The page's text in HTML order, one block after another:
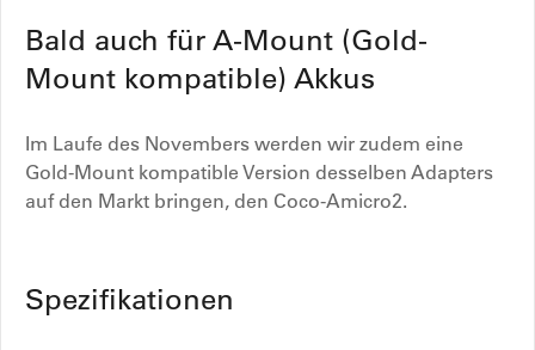
Bald auch für A-Mount (Gold-
Mount kompatible) Akkus
Im Laufe des Novembers werden wir zudem eine
Gold-Mount kompatible Version desselben Adapters
auf den Markt bringen, den Coco-Amicro2.
Spezifikationen